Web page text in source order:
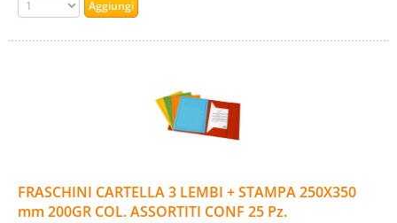
FRASCHINI CARTELLA 3 LEMBI + STAMPA 250X350
mm 200GR COL. ASSORTITI CONF 25 Pz.